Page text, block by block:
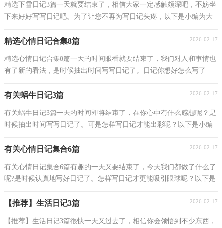
精选下雪日记3篇一天就要结束了，相信大家一定感触颇深吧，不妨坐
下来好好写写日记吧。为了让您不再为写日记头疼，以下是小编为大
精选心情日记合集8篇 2026-02-17
精选心情日记合集8篇一天的时间眼看就要结束了，我们对人和事情也
有了新的看法，是时候抽出时间写写日记了。日记你想好怎么写了
有关蜗牛日记3篇 2026-02-17
有关蜗牛日记3篇一天的时间即将结束了，在你心中有什么感想呢？是
时候抽出时间写写日记了。可是怎样写日记才能出彩呢？以下是小编
有关心情日记集合6篇 2026-02-17
有关心情日记集合6篇有趣的一天又要结束了，今天我们都做了什么了
呢?是时候认真地写好日记了。怎样写日记才更能吸引眼球呢？以下是
【推荐】生活日记3篇 2026-02-17
【推荐】生活日记3篇很快一天又过去了，相信你会领悟到不少东西，